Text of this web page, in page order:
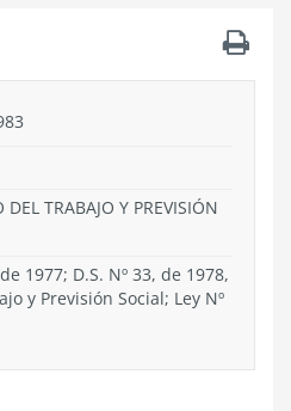
TRABAJO Y PREVISIÓN
1977; D.S. Nº 33, de 1978,
y Previsión Social; Ley Nº